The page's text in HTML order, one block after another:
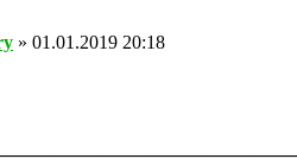
» 01.01.2019 20:18